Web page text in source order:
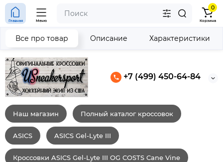
+7 (499) 450-64-84
Главная Меню
0
Корзина
Наш магазин Полный каталог кроссовок
ASICS ASICS Gel-Lyte III
Кроссовки ASICS Gel-Lyte III OG COSTS Cane Vine
Все про товар Описание Характеристики